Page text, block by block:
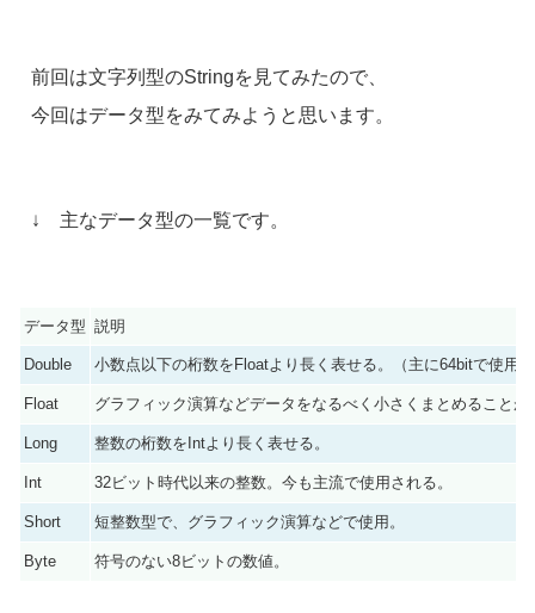
前回は文字列型のStringを見てみたので、
今回はデータ型をみてみようと思います。
↓ 主なデータ型の一覧です。
データ型 説明
Double 小数点以下の桁数をFloatより長く表せる。 （主に64bitで使用）
Float グラフィック演算などデータをなるべく小さくまとめることが
Long 整数の桁数をIntより長く表せる。
Int 32ビット時代以来の整数。今も主流で使用される。
Short 短整数型で、グラフィック演算などで使用。
Byte 符号のない8ビットの数値。